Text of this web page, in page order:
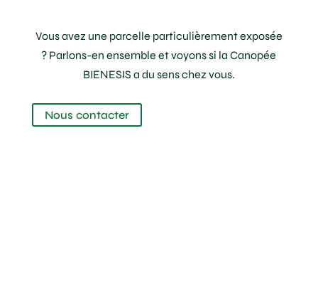
Vous avez une parcelle particulièrement exposée
? Parlons-en ensemble et voyons si la Canopée
BIENESIS a du sens chez vous.
Nous contacter